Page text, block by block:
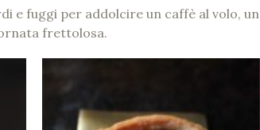
e fuggi per addolcire un caffè al volo, un
frettolosa.